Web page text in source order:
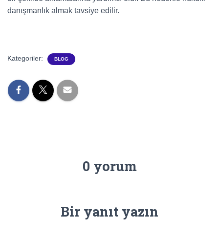
danışmanlık almak tavsiye edilir.
Kategoriler: BLOG
0 yorum
Bir yanıt yazın